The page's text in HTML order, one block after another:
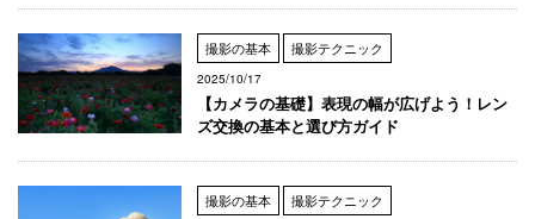
撮影の基本 撮影テクニック
2025/10/17
【カメラの基礎】表現の幅が広げよう！レン
ズ交換の基本と選び方ガイド
撮影の基本 撮影テクニック